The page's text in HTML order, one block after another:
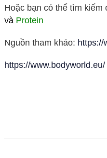
Hoặc bạn có thể tìm kiếm
và Protein
Nguồn tham khảo: https://
https://www.bodyworld.eu/